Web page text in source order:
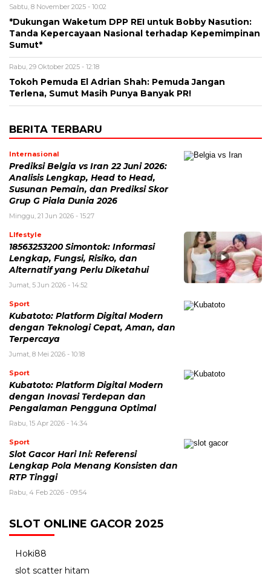
Sabtu, 8 November 2025 - 10:02
*Dukungan Waketum DPP REI untuk Bobby Nasution:
Tanda Kepercayaan Nasional terhadap Kepemimpinan
Sumut*
Rabu, 29 Oktober 2025 - 12:18
Tokoh Pemuda El Adrian Shah: Pemuda Jangan
Terlena, Sumut Masih Punya Banyak PR!
BERITA TERBARU
Internasional
Prediksi Belgia vs Iran 22 Juni 2026:
Analisis Lengkap, Head to Head,
Susunan Pemain, dan Prediksi Skor
Grup G Piala Dunia 2026
Minggu, 21 Jun 2026 - 15:27
LIfestyle
18563253200 Simontok: Informasi
Lengkap, Fungsi, Risiko, dan
Alternatif yang Perlu Diketahui
Jumat, 5 Jun 2026 - 14:52
Sport
Kubatoto: Platform Digital Modern
dengan Teknologi Cepat, Aman, dan
Terpercaya
Jumat, 8 Mei 2026 - 10:18
Sport
Kubatoto: Platform Digital Modern
dengan Inovasi Terdepan dan
Pengalaman Pengguna Optimal
Rabu, 15 Apr 2026 - 14:34
Sport
Slot Gacor Hari Ini: Referensi
Lengkap Pola Menang Konsisten dan
RTP Tinggi
Rabu, 4 Feb 2026 - 09:54
SLOT ONLINE GACOR 2025
Hoki88
slot scatter hitam